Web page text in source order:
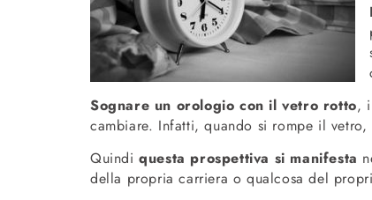
Sognare un orologio con il vetro rotto,
cambiare. Infatti, quando si rompe il vetro,
Quindiquesta prospettiva si manifesta
della propria carriera o qualcosa del